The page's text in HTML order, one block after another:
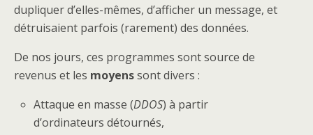
dupliquer d’elles-mêmes, d’afficher un message, et
détruisaient parfois (rarement) des données.
De nos jours, ces programmes sont source de
revenus et les moyenssont divers :
Attaque en masse (DDOS) à partir
d’ordinateurs détournés,